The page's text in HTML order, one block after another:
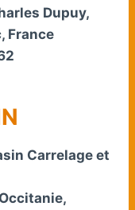
Dupuy,
France
Carrelage et